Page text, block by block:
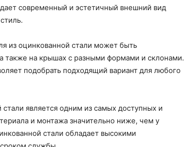
современный и эстетичный внешний вид
из оцинкованной стали может быть
также на крышах с разными формами и склонами.
подобрать подходящий вариант для любого
стали является одним из самых доступных и
и монтажа значительно ниже, чем у
стали обладает высокими